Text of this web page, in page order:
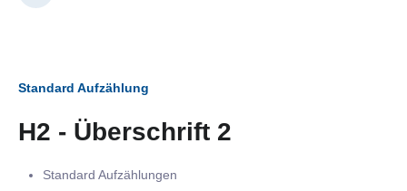
Standard Aufzählung
H2 - Überschrift 2
Standard Aufzählungen